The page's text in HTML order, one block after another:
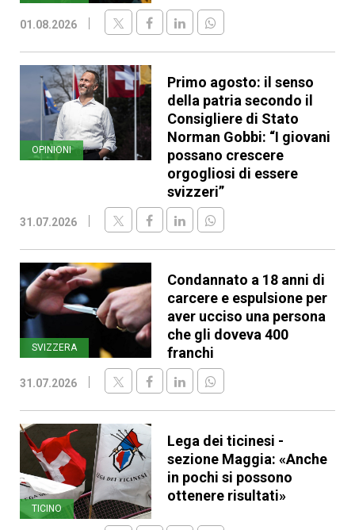
01.08.2026
OPINIONI
Primo agosto: il senso
della patria secondo il
Consigliere di Stato
Norman Gobbi: “I giovani
possano crescere
orgogliosi di essere
svizzeri”
31.07.2026
SVIZZERA
Condannato a 18 anni di
carcere e espulsione per
aver ucciso una persona
che gli doveva 400
franchi
31.07.2026
TICINO
Lega dei ticinesi -
sezione Maggia: «Anche
in pochi si possono
ottenere risultati»